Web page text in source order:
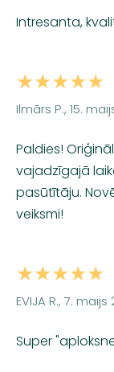
Intresanta,
★★★★★
Ilmārs P., 15.
Paldies!
vajadzīgajā
pasūtītāju.
veiksmi!
★★★★★
EVIJA R., 7. maijs
Super